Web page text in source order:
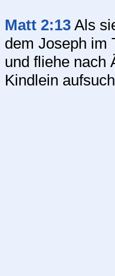
Matt 2:13 Als
dem Joseph im
und fliehe nach
Kindlein